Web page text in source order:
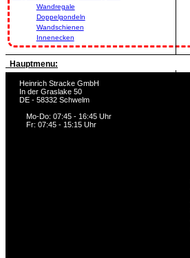
Wandregale
Doppelgondeln
Wandschienen
Innenecken
Hauptmenu:
Heinrich Stracke GmbH
In der Graslake 50
DE - 58332 Schwelm
Mo-Do: 07:45 - 16:45 Uhr
Fr: 07:45 - 15:15 Uhr